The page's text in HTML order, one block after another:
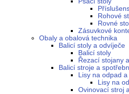
Rohové
Rovné
Zásuvkové
Obaly a obalová technika
Balicí stoly a odvíječe
Balicí stoly
Řezací stojany
Balicí stroje a
Lisy na odpad
Lisy na
Ovinovací stroj